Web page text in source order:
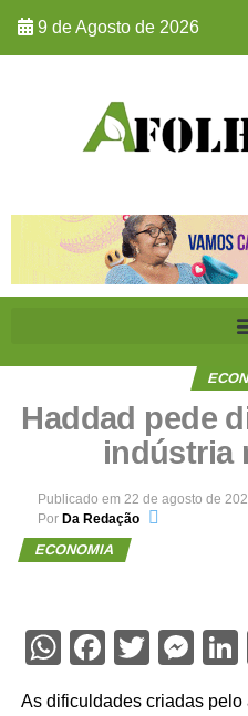
9 de Agosto de 2026
Haddad pede
indústria
Publicado em 22 de agosto de
Por Da Redação
ECONOMIA
WhatsApp
Facebook
As dificuldades criadas